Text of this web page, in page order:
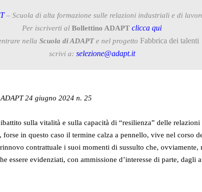
– Scuola di alta formazione sulle relazioni industriali e di
Per iscriverti al Bollettino ADAPT clicca qui
nella Scuola di ADAPTe nel progetto Fabbrica dei talenti
scrivi a: selezione@adapt.it
24 giugno 2024 n. 25
sulla vitalità e sulla capacità di “resilienza” delle relazioni
forse in questo caso il termine calza a pennello, vive nel corso
contrattuale i suoi momenti di sussulto che, ovviamente,
essere evidenziati, con ammissione d’interesse di parte, dagli